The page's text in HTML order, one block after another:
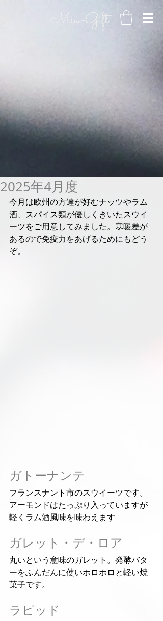
2025年4月度
今月は欧州の方達が好むナッツやラム
酒、スパイス類が優しくきいたスウイ
ーツをご用意してみました。寒暖差が
あるので免疫力をあげるためにもどう
ぞ。
ガトーナンテ
フランスナント市のスウイーツです。
アーモンドはたっぷり入っていますが
軽くラム酒風味を味わえます
ガレット・デ・ロア
丸いという意味のガレット。発酵バタ
ーをふんだんに使いホロホロと軽い焼
菓子です。
ラピッド